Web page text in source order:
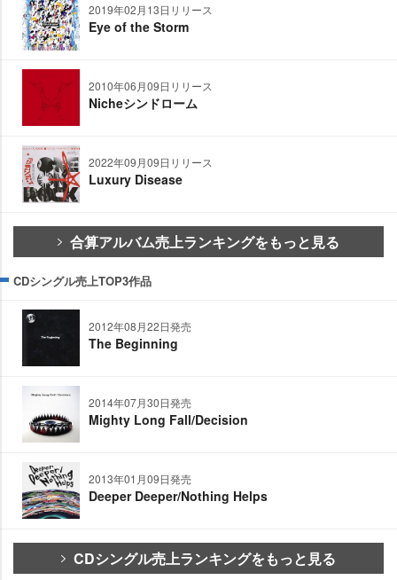
2019年02月13日リリース
Eye of the Storm
2010年06月09日リリース
Nicheシンドローム
2022年09月09日リリース
Luxury Disease
合算アルバム売上ランキングをもっと見る
CDシングル売上TOP3作品
2012年08月22日発売
The Beginning
2014年07月30日発売
Mighty Long Fall/Decision
2013年01月09日発売
Deeper Deeper/Nothing Helps
CDシングル売上ランキングをもっと見る